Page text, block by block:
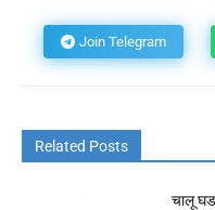
Join Telegram
Related Posts
चालू